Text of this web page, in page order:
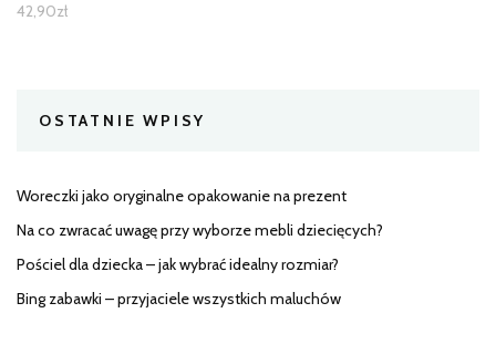
42,90zł
OSTATNIE WPISY
Woreczki jako oryginalne opakowanie na prezent
Na co zwracać uwagę przy wyborze mebli dziecięcych?
Pościel dla dziecka – jak wybrać idealny rozmiar?
Bing zabawki – przyjaciele wszystkich maluchów